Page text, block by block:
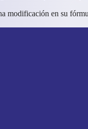
modificación en su